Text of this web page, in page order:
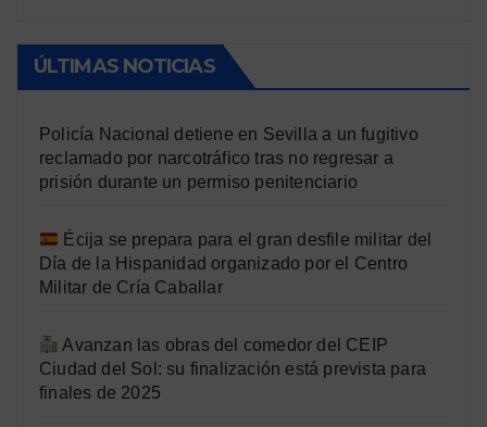
ÚLTIMAS NOTICIAS
Policía Nacional detiene en Sevilla a un fugitivo
reclamado por narcotráfico tras no regresar a
prisión durante un permiso penitenciario
Écija se prepara para el gran desfile militar del
Día de la Hispanidad organizado por el Centro
Militar de Cría Caballar
Avanzan las obras del comedor del CEIP
Ciudad del Sol: su finalización está prevista para
finales de 2025